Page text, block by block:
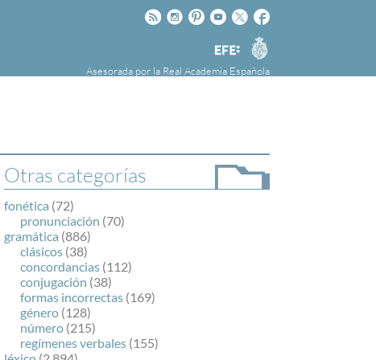
Facebook
Twitter
Youtube
Pinteres
Instagram
Rss
Agencia
EFE
Asesorada por la Real Academia Española
la Agencia Efe y la Real Academia Española,
cuyo objetivo es colaborar con el buen uso del
español en los medios de comunicación y en
Internet.
Otras categorías
fonética (72)
pronunciación (70)
gramática (886)
clásicos (38)
concordancias (112)
conjugación (38)
formas incorrectas (169)
género (128)
número (215)
regímenes verbales (155)